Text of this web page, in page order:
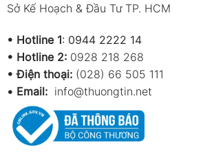
Sở Kế Hoạch & Đầu Tư TP. HCM
• Hotline 1: 0944 2222 14
• Hotline 2: 0928 218 268
• Điện thoại: (028) 66 505 111
• Email: info@thuongtin.net